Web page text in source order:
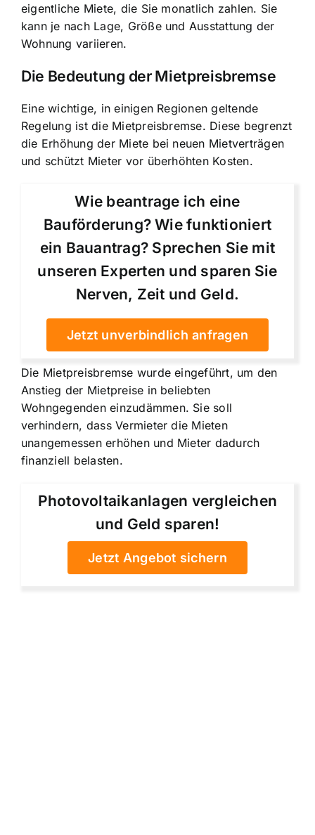
eigentliche Miete, die Sie monatlich zahlen. Sie
kann je nach Lage, Größe und Ausstattung der
Wohnung variieren.
Die Bedeutung der Mietpreisbremse
Eine wichtige, in einigen Regionen geltende
Regelung ist die Mietpreisbremse. Diese begrenzt
die Erhöhung der Miete bei neuen Mietverträgen
und schützt Mieter vor überhöhten Kosten.
Wie beantrage ich eine
Bauförderung? Wie funktioniert
ein Bauantrag? Sprechen Sie mit
unseren Experten und sparen Sie
Nerven, Zeit und Geld.
Jetzt unverbindlich anfragen
Die Mietpreisbremse wurde eingeführt, um den
Anstieg der Mietpreise in beliebten
Wohngegenden einzudämmen. Sie soll
verhindern, dass Vermieter die Mieten
unangemessen erhöhen und Mieter dadurch
finanziell belasten.
Photovoltaikanlagen vergleichen
und Geld sparen!
Jetzt Angebot sichern